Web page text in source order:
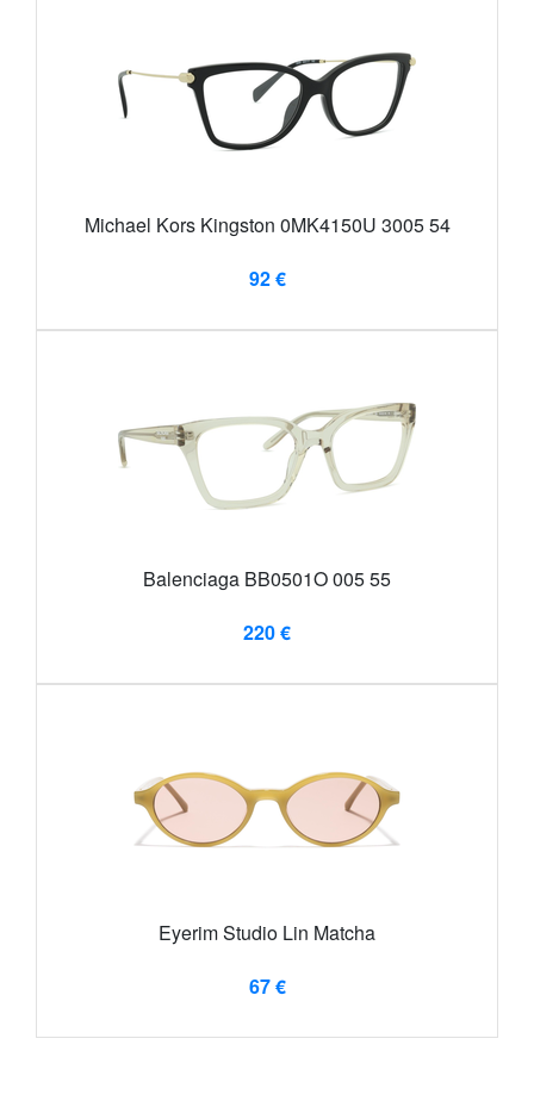
Michael Kors Kingston 0MK4150U 3005 54
92 €
Balenciaga BB0501O 005 55
220 €
Eyerim Studio Lin Matcha
67 €